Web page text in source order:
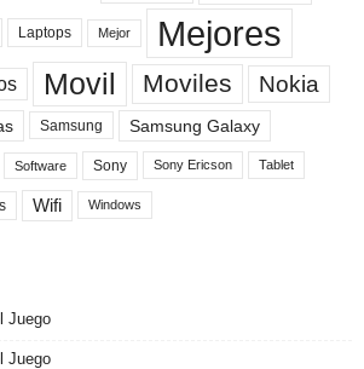
Laptops Mejor Mejores
Movil Moviles Nokia
Samsung Samsung Galaxy
Software Sony Sony Ericson Tablet
Wifi Windows
Juego
Juego